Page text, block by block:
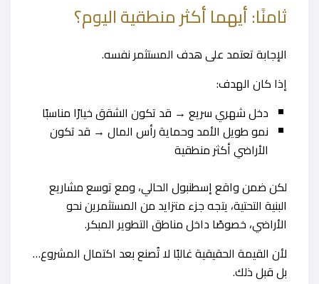
ثامنًا: أيهما أكثر منطقية اليوم؟
الإجابة تعتمد على هدف المستثمر نفسه.
إذا كان الهدف:
دخل شهري سريع → قد تكون الشقق خيارًا مناسبًا
نمو طويل الأمد وحماية رأس المال → قد تكون
الأراضي أكثر منطقية
لكن ضمن واقع إسطنبول الحالي، ومع توسع مشاريع
البنية التحتية، يتجه جزء متزايد من المستثمرين نحو
الأراضي، خصوصًا داخل مناطق التطوير المبكر.
لأن القيمة الحقيقية غالبًا لا تُصنع بعد اكتمال المشروع…
بل قبل ذلك.